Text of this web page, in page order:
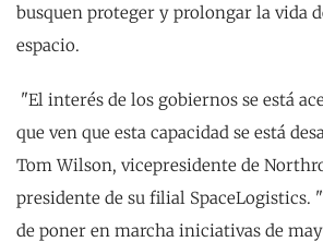
busquen proteger y prolongar la vida
espacio.
"El interés de los gobiernos se está
que ven que esta capacidad se está
Tom Wilson, vicepresidente de
presidente de su filial SpaceLogistics.
de poner en marcha iniciativas de